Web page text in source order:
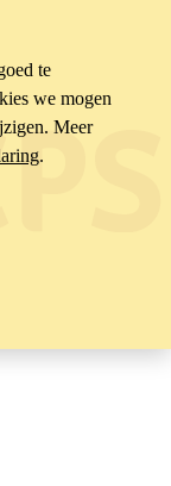
te
we mogen
Meer
.